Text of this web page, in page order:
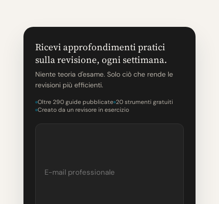
Ricevi approfondimenti pratici
sulla revisione, ogni settimana.
Niente teoria d'esame. Solo ciò che rende le
revisioni più efficienti.
Oltre 290 guide pubblicate 20 strumenti gratuiti
Creato da un revisore in esercizio